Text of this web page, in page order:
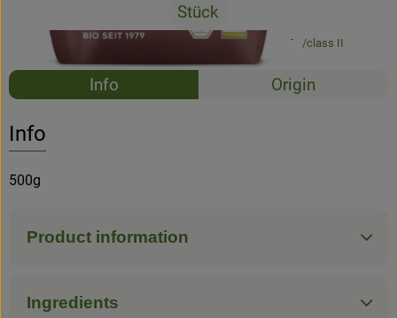
Stück
#23000 12,99 € / Stück 25,98 €/ kg 7% VAT class II
Recipes
Info Origin
Info
500g
Product information
Ingredients